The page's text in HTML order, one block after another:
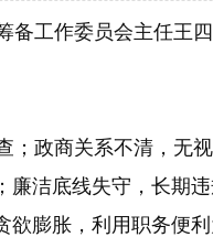
备工作委员会主任王
政商关系不清，无
洁底线失守，长期
膨胀，利用职务便